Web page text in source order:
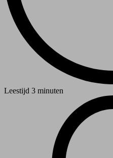
Leestijd 3 minuten